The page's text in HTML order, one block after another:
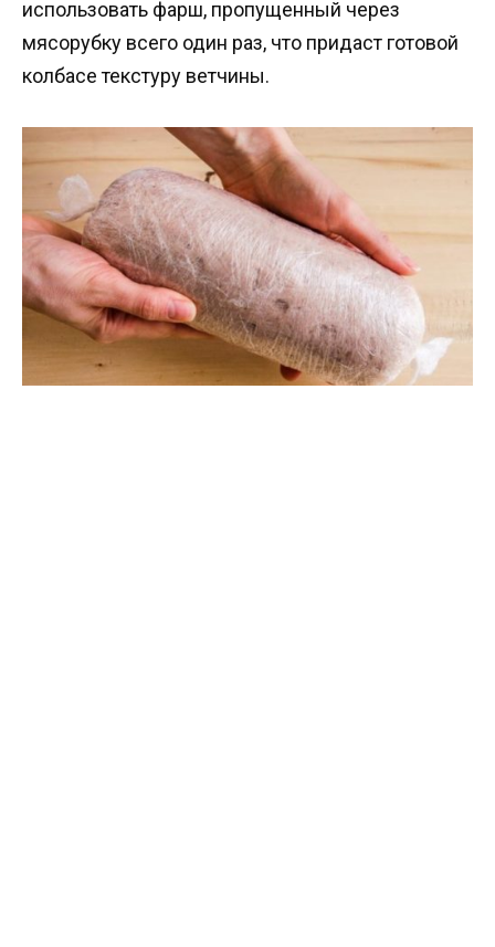
использовать фарш, пропущенный через
мясорубку всего один раз, что придаст готовой
колбасе текстуру ветчины.